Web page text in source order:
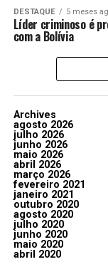
DESTAQUE 5 meses
Líder criminoso é
com a Bolívia
Archives
agosto 2026
julho 2026
junho 2026
maio 2026
abril 2026
março 2026
fevereiro 2021
janeiro 2021
outubro 2020
agosto 2020
julho 2020
junho 2020
maio 2020
abril 2020